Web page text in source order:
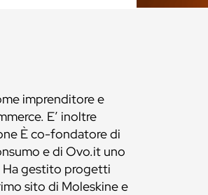
imprenditore e
E’ inoltre
È co-fondatore di
e di Ovo.it uno
Ha gestito progetti
sito di Moleskine e